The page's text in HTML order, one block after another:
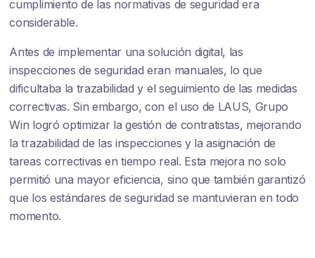
cumplimiento de las normativas de seguridad era
considerable.
Antes de implementar una solución digital, las
inspecciones de seguridad eran manuales, lo que
dificultaba la trazabilidad y el seguimiento de las medidas
correctivas. Sin embargo, con el uso de LAUS, Grupo
Win logró optimizar la gestión de contratistas, mejorando
la trazabilidad de las inspecciones y la asignación de
tareas correctivas en tiempo real. Esta mejora no solo
permitió una mayor eficiencia, sino que también garantizó
que los estándares de seguridad se mantuvieran en todo
momento.